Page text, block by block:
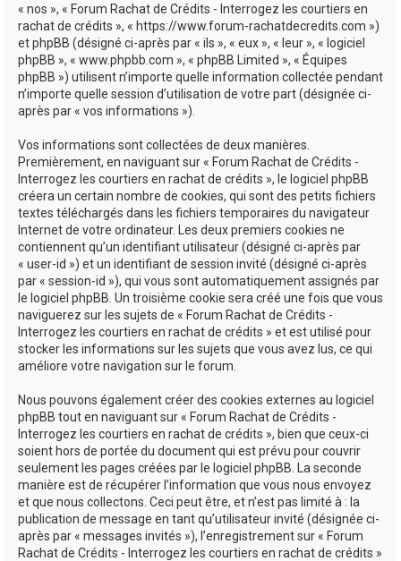
« nos », « Forum Rachat de Crédits - Interrogez les courtiers en
rachat de crédits », « https://www.forum-rachatdecredits.com »)
et phpBB (désigné ci-après par « ils », « eux », « leur », « logiciel
phpBB », « www.phpbb.com », « phpBB Limited », « Équipes
phpBB ») utilisent n’importe quelle information collectée pendant
n’importe quelle session d’utilisation de votre part (désignée ci-
après par « vos informations »).
Vos informations sont collectées de deux manières.
Premièrement, en naviguant sur « Forum Rachat de Crédits -
Interrogez les courtiers en rachat de crédits », le logiciel phpBB
créera un certain nombre de cookies, qui sont des petits fichiers
textes téléchargés dans les fichiers temporaires du navigateur
Internet de votre ordinateur. Les deux premiers cookies ne
contiennent qu’un identifiant utilisateur (désigné ci-après par
« user-id ») et un identifiant de session invité (désigné ci-après
par « session-id »), qui vous sont automatiquement assignés par
le logiciel phpBB. Un troisième cookie sera créé une fois que vous
naviguerez sur les sujets de « Forum Rachat de Crédits -
Interrogez les courtiers en rachat de crédits » et est utilisé pour
stocker les informations sur les sujets que vous avez lus, ce qui
améliore votre navigation sur le forum.
Nous pouvons également créer des cookies externes au logiciel
phpBB tout en naviguant sur « Forum Rachat de Crédits -
Interrogez les courtiers en rachat de crédits », bien que ceux-ci
soient hors de portée du document qui est prévu pour couvrir
seulement les pages créées par le logiciel phpBB. La seconde
manière est de récupérer l’information que vous nous envoyez
et que nous collectons. Ceci peut être, et n’est pas limité à : la
publication de message en tant qu’utilisateur invité (désignée ci-
après par « messages invités »), l’enregistrement sur « Forum
Rachat de Crédits - Interrogez les courtiers en rachat de crédits »